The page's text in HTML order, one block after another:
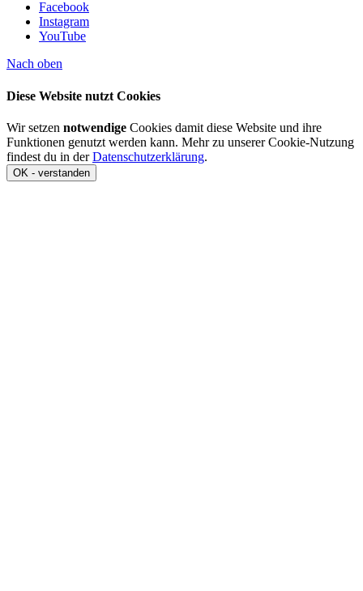
Facebook
Instagram
YouTube
Nach oben
Diese Website nutzt Cookies
Wir setzen notwendige Cookies damit diese Website und ihre
Funktionen genutzt werden kann. Mehr zu unserer Cookie-Nutzung
findest du in derDatenschutzerklärung.
OK - verstanden